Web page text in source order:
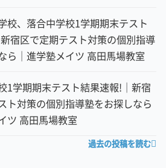
校、落合中学校1学期期末テスト
宿区で定期テスト対策の個別指導
ら｜進学塾メイツ 高田馬場教室
1学期期末テスト結果速報!｜新宿
ト対策の個別指導塾をお探しなら
ツ 高田馬場教室
過去の投稿を読む